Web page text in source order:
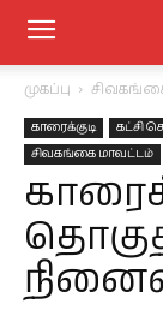
முகப்பு
காரைக்குடி கட்சி
சிவகங்கை மாவட்டம்